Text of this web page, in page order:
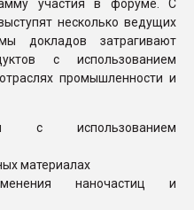
участия в форуме. С
несколько ведущих
докладов затрагивают
с использованием
промышленности и
с использованием
материалах
наночастиц и